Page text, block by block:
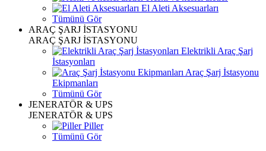
El Aleti Aksesuarları
Tümünü Gör
ARAÇ ŞARJ İSTASYONU
ARAÇ ŞARJ İSTASYONU
Elektrikli Araç Şarj
İstasyonları
Araç Şarj İstasyonu
Ekipmanları
Tümünü Gör
JENERATÖR & UPS
JENERATÖR & UPS
Piller
Tümünü Gör